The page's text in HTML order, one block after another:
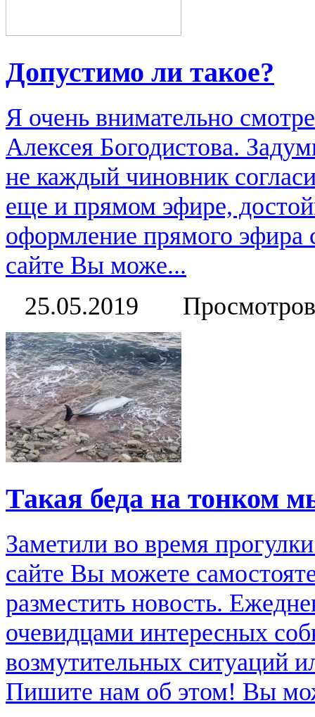
Допустимо ли такое?
Я очень внимательно
Алексея Богодистова.
не каждый чиновник
еще и прямом эфире,
оформление прямого
сайте Вы може...
25.05.2019
Такая беда на тонком
Заметили во время
сайте Вы можете
разместить новость.
очевидцами интересных
возмутительных ситуаций
Пишите нам об этом! Вы